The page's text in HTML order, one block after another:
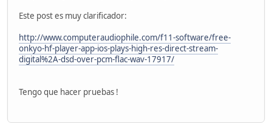
Este post es muy clarificador:
http://www.computeraudiophile.com/f11-software/free-
onkyo-hf-player-app-ios-plays-high-res-direct-stream-
digital%2A-dsd-over-pcm-flac-wav-17917/
Tengo que hacer pruebas !